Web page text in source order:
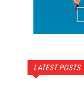
LATEST POSTS